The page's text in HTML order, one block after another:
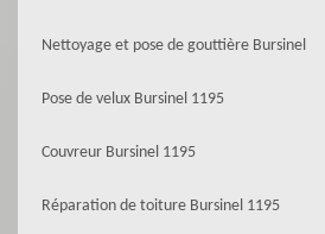
Nettoyage et pose de gouttière Bursinel
Pose de velux Bursinel 1195
Couvreur Bursinel 1195
Réparation de toiture Bursinel 1195